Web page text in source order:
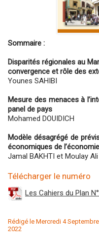
Sommaire :
Disparités régionales au
convergence et rôle des
Younes SAHIBI
Mesure des menaces à
panel de pays
Mohamed DOUIDICH
Modèle désagrégé de
économiques de
Jamal BAKHTI et Moulay Ali
Télécharger le numéro
Les Cahiers du Plan
Rédigé le Mercredi 4
2022